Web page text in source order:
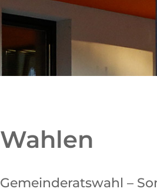
Wahlen
Gemeinderatswahl –